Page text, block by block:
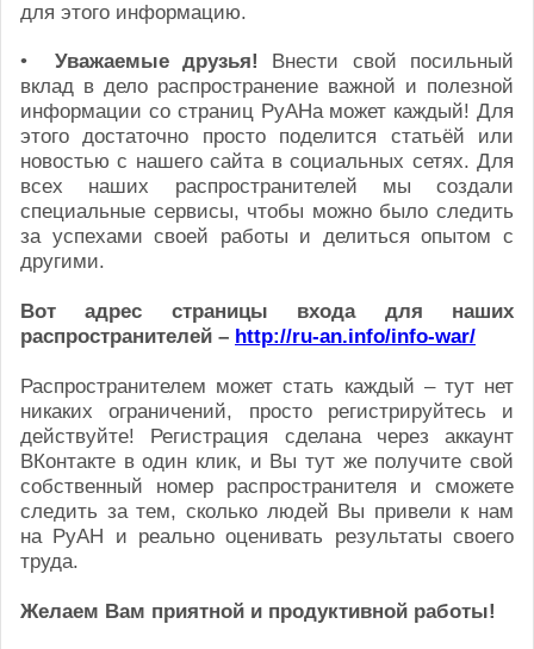
для этого информацию.
• Уважаемые друзья!
Внести свой посильный
вклад в дело распространение важной и полезной
информации со страниц РуАНа может каждый! Для
этого достаточно просто поделится статьёй или
новостью с нашего сайта в социальных сетях. Для
всех наших распространителей мы создали
специальные сервисы, чтобы можно было следить
за успехами своей работы и делиться опытом с
другими.
Вот адрес страницы входа для наших
распространителей – http://ru-an.info/info-war/
Распространителем может стать каждый – тут нет
никаких ограничений, просто регистрируйтесь и
действуйте! Регистрация сделана через аккаунт
ВКонтакте в один клик, и Вы тут же получите свой
собственный номер распространителя и сможете
следить за тем, сколько людей Вы привели к нам
на РуАН и реально оценивать результаты своего
труда.
Желаем Вам приятной и продуктивной работы!